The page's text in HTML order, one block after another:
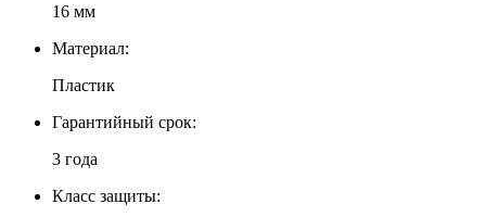
16 мм
Материал:
Пластик
Гарантийный срок:
3 года
Класс защиты: